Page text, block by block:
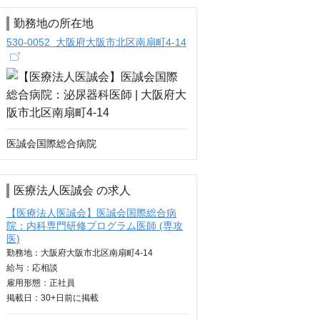
勤務地の所在地
530-0052 大阪府大阪市北区南扇町4-14
医誠会国際総合病院
医療法人医誠会 の求人
【医療法人医誠会】医誠会国際総合病
院：内科専門研修プログラム医師 (専攻
医)
勤務地：大阪府大阪市北区南扇町4-14
給与： 応相談
雇用形態：正社員
掲載日： 30+日 前に掲載